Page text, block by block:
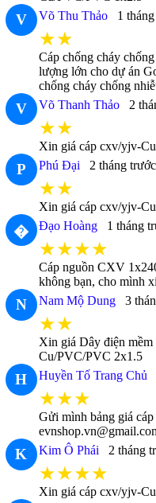
V Võ Thu Thảo 1
★★
Cáp chống cháy
lượng lớn cho dự án
chống cháy chống
V Võ Thanh Thảo 2
★★
Xin giá cáp cxv/yjv-
P Phú Đại 2 tháng trước
★★
Xin giá cáp cxv/yjv-
� Đạo Hoàng 1 tháng
★★★★
Cáp nguồn CXV
không bạn, cho mình
N Nam Mộ Dung 3
★★
Xin giá Dây điện
Cu/PVC/PVC 2x1.5
H Huyền Tố Trang Chủ
★★★
Gửi mình bảng giá
K Kim Ô Phái 2 tháng
★★★★
Xin giá cáp cxv/yjv-